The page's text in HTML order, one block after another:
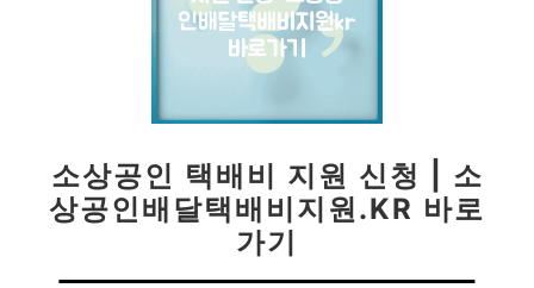
소상공인 택배비 지원 신청 | 소
상공인배달택배비지원.KR 바로
가기